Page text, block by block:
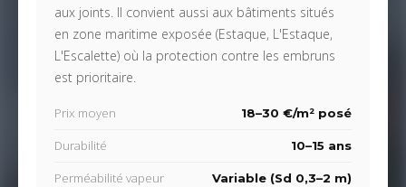
aux joints. Il convient aussi aux bâtiments situés
en zone maritime exposée (Estaque, L'Estaque,
L'Escalette) où la protection contre les embruns
est prioritaire.
Prix moyen 18–30 €/m² posé
Durabilité 10–15 ans
Perméabilité vapeur Variable (Sd 0,3–2 m)